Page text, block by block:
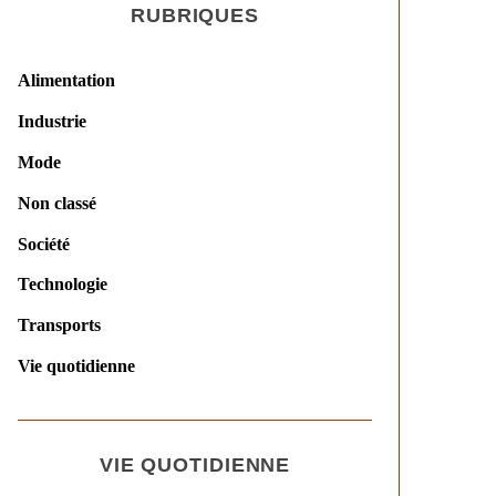
RUBRIQUES
Alimentation
Industrie
Mode
Non classé
Société
Technologie
Transports
Vie quotidienne
VIE QUOTIDIENNE